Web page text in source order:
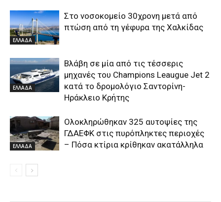
ΕΛΛΑΔΑ
Στο νοσοκομείο 30χρονη μετά από
πτώση από τη γέφυρα της Χαλκίδας
ΕΛΛΑΔΑ
Βλάβη σε μία από τις τέσσερις
μηχανές του Champions Leaugue Jet 2
κατά το δρομολόγιο Σαντορίνη-
Ηράκλειο Κρήτης
ΕΛΛΑΔΑ
Ολοκληρώθηκαν 325 αυτοψίες της
ΓΔΑΕΦΚ στις πυρόπληκτες περιοχές
– Πόσα κτίρια κρίθηκαν ακατάλληλα